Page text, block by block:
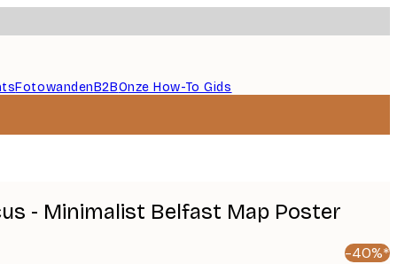
FotowandenB2BOnze How-To Gids
- Minimalist Belfast Map Poster
-40%*